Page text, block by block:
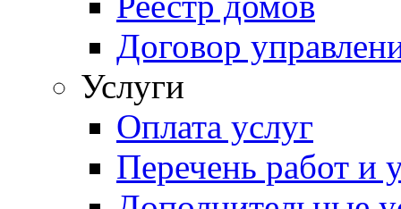
Договор
Услуги
Оплата услуг
Перечень работ и